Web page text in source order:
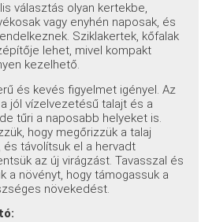
választás olyan kertekbe,
vagy enyhén naposak, és
Sziklakertek, kőfalak
lehet, mivel kompakt
kezelhető.
és kevés figyelmet igényel. Az
jól vízelvezetésű talajt és a
tűri a naposabb helyeket is.
hogy megőrizzük a talaj
távolítsuk el a hervadt
az új virágzást. Tavasszal és
a növényt, hogy támogassuk a
növekedést.